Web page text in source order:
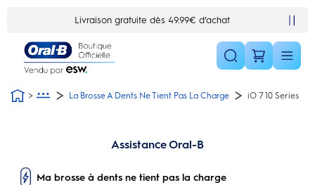
Livraison gratuite dès 49.99€ d’achat
La Brosse A Dents Ne Tient Pas La Charge iO 7 10 Series
Assistance Oral-B
Ma brosse à dents ne tient pas la charge